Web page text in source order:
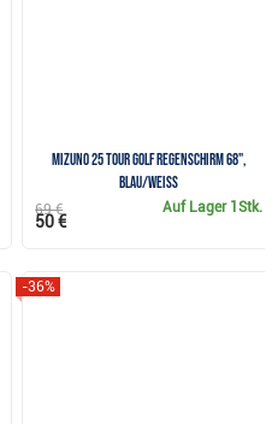
Mizuno 25 Tour Golf Regenschirm 68",
blau/weiss
Auf Lager 1Stk.
69 €
50 €
-36%